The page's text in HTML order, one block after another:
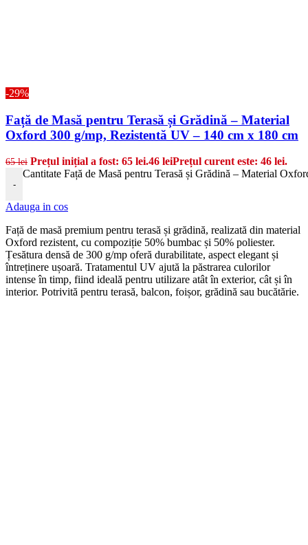
-29%
Față de Masă pentru Terasă și Grădină – Material
Oxford 300 g/mp, Rezistentă UV – 140 cm x 180 cm
65lei Prețul inițial a fost: 65 lei.46 leiPrețul curent este: 46 lei.
-
Cantitate Față de Masă pentru Terasă și Grădină – Material
Adauga in cos
Față de masă premium pentru terasă și grădină, realizată din material
Oxford rezistent, cu compoziție 50% bumbac și 50% poliester.
Țesătura densă de 300 g/mp oferă durabilitate, aspect elegant și
întreținere ușoară. Tratamentul UV ajută la păstrarea culorilor
intense în timp, fiind ideală pentru utilizare atât în exterior, cât și în
interior. Potrivită pentru terasă, balcon, foișor, grădină sau bucătărie.